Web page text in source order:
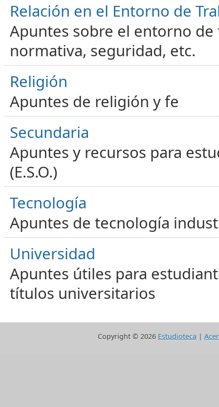
Relación en el Entorno de
Apuntes sobre el entorno
normativa, seguridad, etc.
Religión
Apuntes de religión y fe
Secundaria
Apuntes y recursos para
(E.S.O.)
Tecnología
Apuntes de tecnología
Universidad
Apuntes útiles para
títulos universitarios
Copyright © 2026 Estudioteca |